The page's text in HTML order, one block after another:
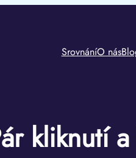
SrovnáníO nás
kliknutí